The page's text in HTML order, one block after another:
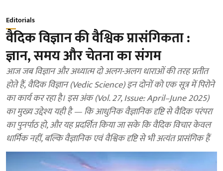
Editorials
वैदिक विज्ञान की वैश्विक प्रासंगिकता :
ज्ञान, समय और चेतना का संगम
आज जब विज्ञान और अध्यात्म दो अलग-अलग धाराओं की तरह प्रतीत
होते हैं, वैदिक विज्ञान (Vedic Science) इन दोनों को एक सूत्र में पिरोने
का कार्य कर रहा है। इस अंक (Vol. 27, Issue: April–June 2025)
का मुख्य उद्देश्य यही है — कि आधुनिक वैज्ञानिक दृष्टि से वैदिक परंपरा
का पुनर्पाठ हो, और यह प्रदर्शित किया जा सके कि वैदिक विचार केवल
धार्मिक नहीं, बल्कि वैज्ञानिक एवं वैश्विक दृष्टि से भी अत्यंत प्रासंगिक हैं